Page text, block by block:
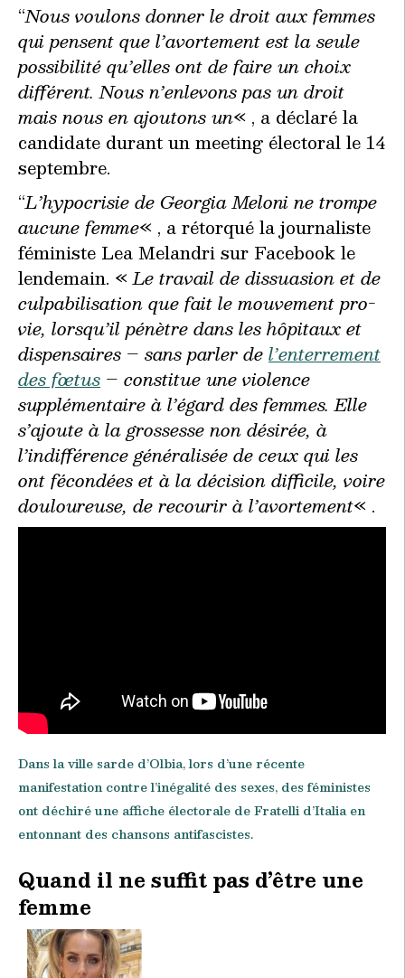
“Nous voulons donner le droit aux femmes
qui pensent que l’avortement est la seule
possibilité qu’elles ont de faire un choix
différent. Nous n’enlevons pas un droit
mais nous en ajoutons un« , a déclaré la
candidate durant un meeting électoral le 14
septembre.
“L’hypocrisie de Georgia Meloni ne trompe
aucune femme« , a rétorqué la journaliste
féministe Lea Melandri sur Facebook le
lendemain. «Le travail de dissuasion et de
culpabilisation que fait le mouvement pro-
vie, lorsqu’il pénètre dans les hôpitaux et
dispensaires – sans parler del’enterrement
des fœtus – constitue une violence
supplémentaire à l’égard des femmes. Elle
s’ajoute à la grossesse non désirée, à
l’indifférence généralisée de ceux qui les
ont fécondées et à la décision difficile, voire
douloureuse, de recourir à l’avortement« .
Dans la ville sarde d’Olbia, lors d’une récente
manifestation contre l’inégalité des sexes, des féministes
ont déchiré une affiche électorale de Fratelli d’Italia en
entonnant des chansons antifascistes.
Quand il ne suffit pas d’être une
femme